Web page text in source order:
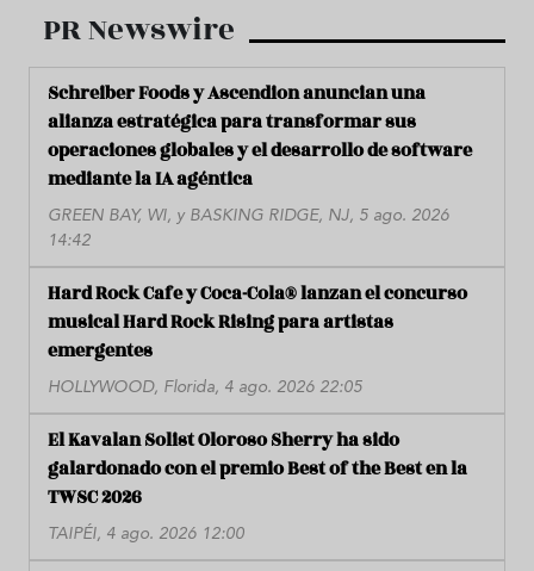
PR Newswire
Schreiber Foods y Ascendion anuncian una
alianza estratégica para transformar sus
operaciones globales y el desarrollo de software
mediante la IA agéntica
GREEN BAY, WI, y BASKING RIDGE, NJ, 5 ago. 2026
14:42
Hard Rock Cafe y Coca-Cola® lanzan el concurso
musical Hard Rock Rising para artistas
emergentes
HOLLYWOOD, Florida, 4 ago. 2026 22:05
El Kavalan Solist Oloroso Sherry ha sido
galardonado con el premio Best of the Best en la
TWSC 2026
TAIPÉI, 4 ago. 2026 12:00